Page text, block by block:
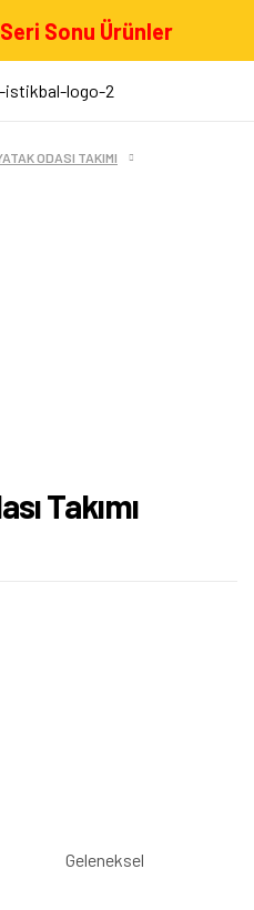
Seri Sonu Ürünler
ODASI TAKIMI
Takımı
Geleneksel